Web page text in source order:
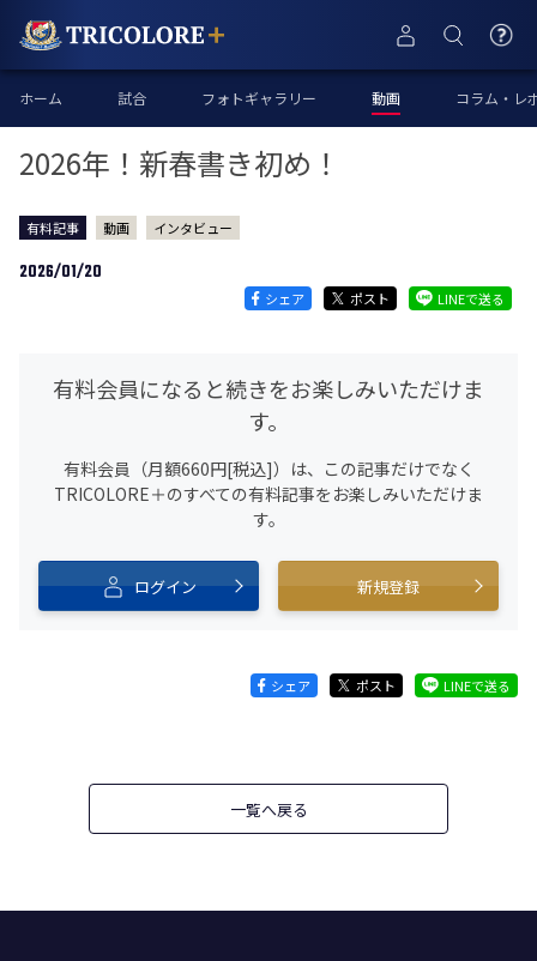
ホーム 試合 フォトギャラリー 動画 コラム・レ
2026年！新春書き初め！
有料記事 動画 インタビュー
2026/01/20
シェア ポスト LINEで送る
有料会員になると続きをお楽しみいただけま
す。
有料会員（月額660円[税込]）は、この記事だけでなく
TRICOLORE＋のすべての有料記事をお楽しみいただけま
す。
ログイン 新規登録
シェア ポスト LINEで送る
一覧へ戻る